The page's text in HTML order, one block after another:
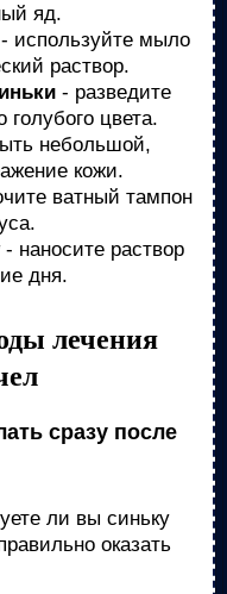
яд.
используйте мыло
раствор.
- разведите
голубого цвета.
небольшой,
кожи.
ватный тампон
- наносите раствор
дня.
лечения
сразу после
ли вы синьку
оказать